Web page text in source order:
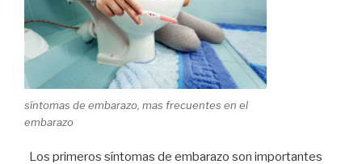
síntomas de embarazo, mas frecuentes en el
embarazo
Los primeros síntomas de embarazo son importantes